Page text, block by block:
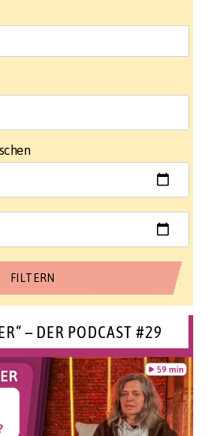
– DER PODCAST #29